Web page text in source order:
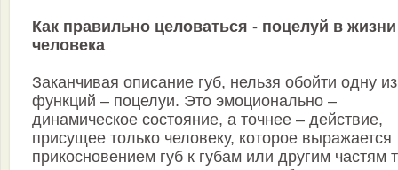
Как правильно целоваться - поцелуй в жизни
человека
Заканчивая описание губ, нельзя обойти одну
функций – поцелуи. Это эмоционально –
динамическое состояние, а точнее – действие,
присущее только человеку, которое выражается
прикосновением губ к губам или другим частям